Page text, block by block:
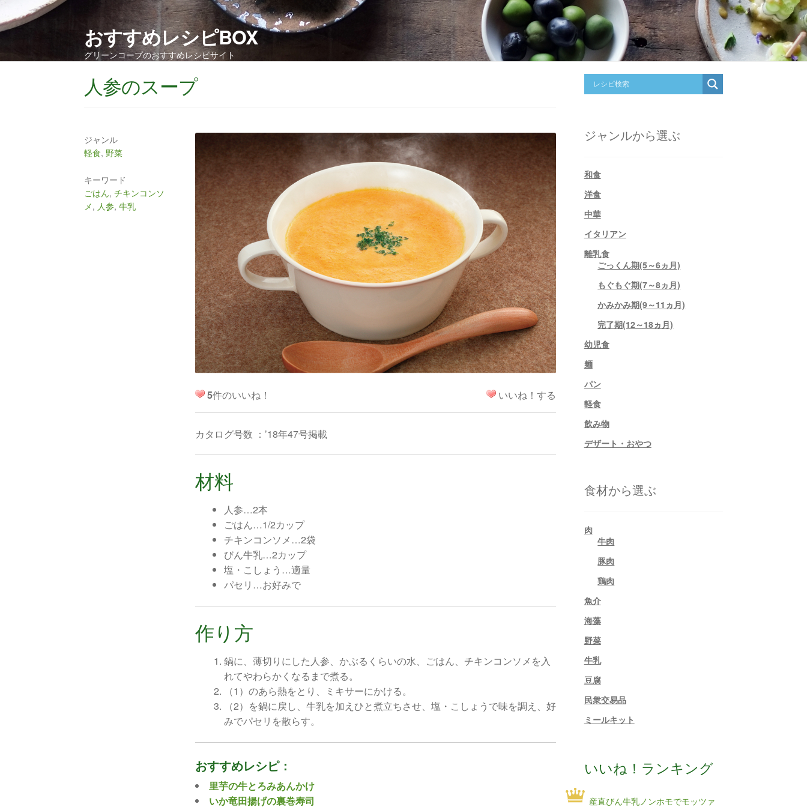
おすすめレシピBOX
グリーンコープのおすすめレシピサイト
人参のスープ
ジャンル
軽食,野菜
キーワード
ごはん,チキンコンソ
メ, 人参,牛乳
5件のいいね！ いいね！する
カタログ号数 ：’18年47号掲載
材料
人参…2本
ごはん…1/2カップ
チキンコンソメ…2袋
びん牛乳…2カップ
塩・こしょう…適量
パセリ…お好みで
作り方
鍋に、薄切りにした人参、かぶるくらいの水、ごはん、チキンコンソメを入
れてやわらかくなるまで煮る。
（1）のあら熱をとり、ミキサーにかける。
（2）を鍋に戻し、牛乳を加えひと煮立ちさせ、塩・こしょうで味を調え、好
みでパセリを散らす。
おすすめレシピ：
里芋の牛とろみあんかけ
いか竜田揚げの裏巻寿司
ジャンルから選ぶ
和食
洋食
中華
イタリアン
離乳食
ごっくん期(5～6ヵ月)
もぐもぐ期(7～8ヵ月)
かみかみ期(9～11ヵ月)
完了期(12～18ヵ月)
幼児食
麺
パン
軽食
飲み物
デザート・おやつ
食材から選ぶ
肉
牛肉
豚肉
鶏肉
魚介
海藻
野菜
牛乳
豆腐
民衆交易品
ミールキット
いいね！ランキング
産直びん牛乳ノンホモでモッツァ